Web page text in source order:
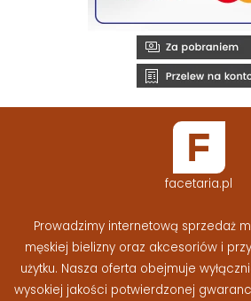
facetaria.pl
Prowadzimy internetową sprzedaż
męskiej bielizny oraz akcesoriów i
użytku. Nasza oferta obejmuje
wysokiej jakości potwierdzonej